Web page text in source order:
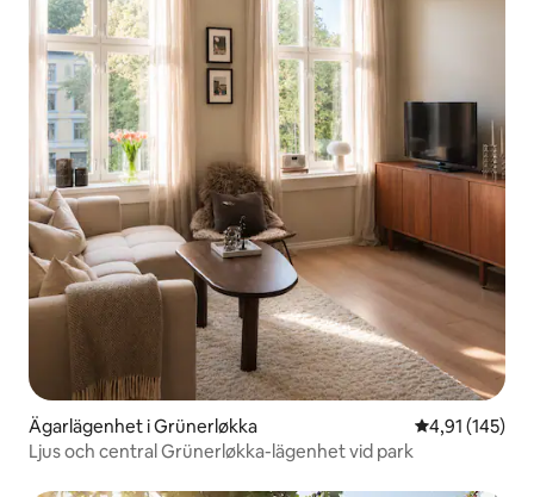
Ägarlägenhet i Grünerløkka 4,91 av 5 i
4,91 (145)
Ljus och central Grünerløkka-lägenhet vid park